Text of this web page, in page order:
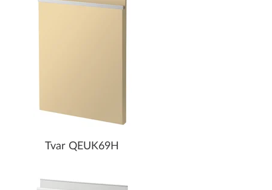
Tvar QEUK69H